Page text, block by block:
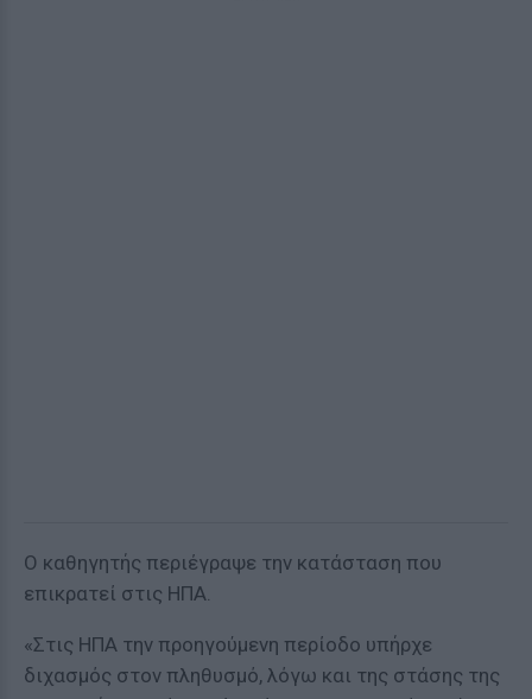
Ο καθηγητής περιέγραψε την κατάσταση που
επικρατεί στις ΗΠΑ.
«Στις ΗΠΑ την προηγούμενη περίοδο υπήρχε
διχασμός στον πληθυσμό, λόγω και της στάσης της